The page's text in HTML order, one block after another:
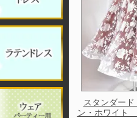
スタンダー
ン・ホワイト